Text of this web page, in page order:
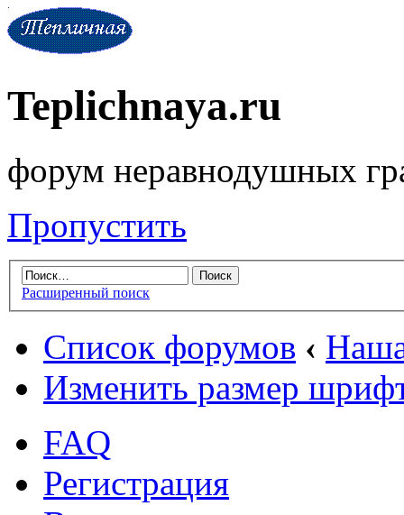
Teplichnaya.ru
форум неравнодушных
Пропустить
Расширенный поиск
Список форумов ‹
Изменить размер
FAQ
Регистрация